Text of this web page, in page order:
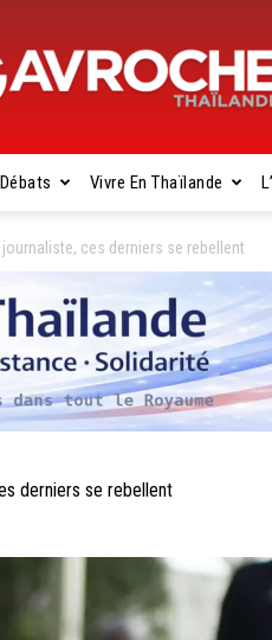
Gavroche
Thaïlande
Vivre En Thaïlande
journaliste, ces derniers se rebellent
derniers se rebellent